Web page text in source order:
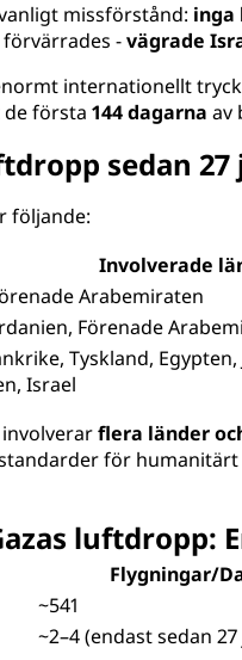
missförstånd: inga
förvärrades -vägrade
internationellt
de första144 dagarna av
sedan 27
följande:
Involverade
Arabemiraten
Förenade
Tyskland,
Israel
involverarflera länder
för humanitärt
luftdropp:
Flygningar/
~541
~2–4 (endast sedan